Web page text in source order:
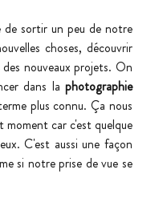
de sortir un peu de notre
choses, découvrir
des nouveaux projets. On
dans la photographie
plus connu. Ça nous
car c'est quelque
C'est aussi une façon
si notre prise de vue se